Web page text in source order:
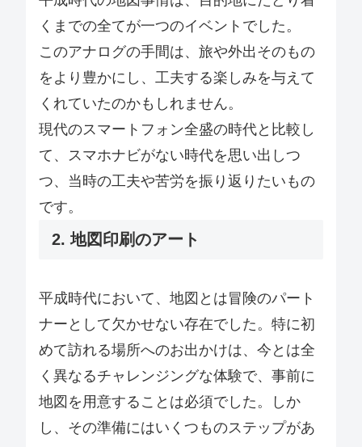
くまでの全てが一つのイベントでした。
このアナログの手間は、旅や外出そのもの
をより豊かにし、工夫する楽しみを与えて
くれていたのかもしれません。
現代のスマートフォン全盛の時代と比較し
て、スマホナビがない時代を思い出しつ
つ、当時の工夫や苦労を振り返りたいもの
です。
2. 地図印刷のアート
平成時代において、地図とは冒険のパート
ナーとして欠かせない存在でした。特に初
めて訪れる場所へのお出かけは、今とは全
く異なるチャレンジングな体験で、事前に
地図を用意することは必須でした。しか
し、その準備にはいくつものステップがあ